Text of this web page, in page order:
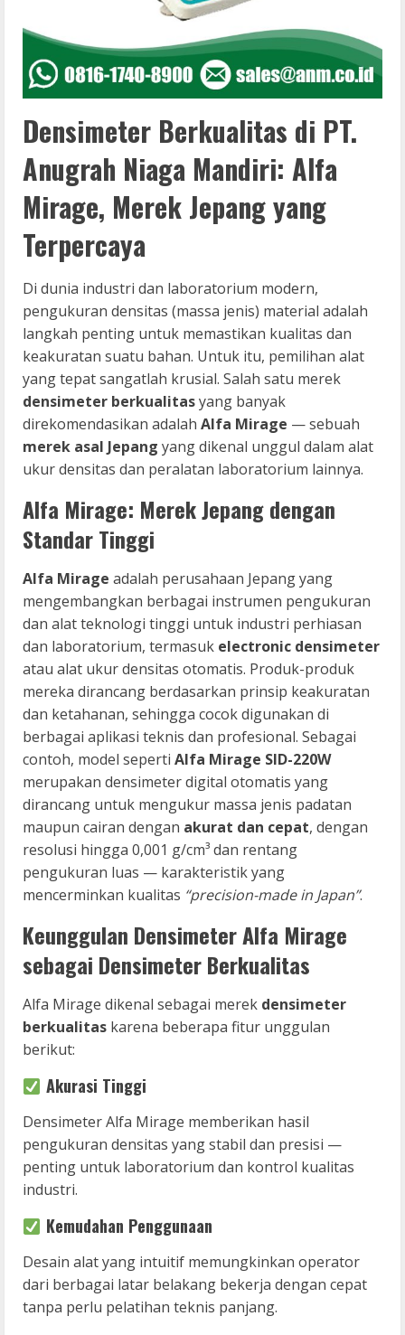
Densimeter Berkualitas di PT.
Anugrah Niaga Mandiri: Alfa
Mirage, Merek Jepang yang
Terpercaya
Di dunia industri dan laboratorium modern,
pengukuran densitas (massa jenis) material adalah
langkah penting untuk memastikan kualitas dan
keakuratan suatu bahan. Untuk itu, pemilihan alat
yang tepat sangatlah krusial. Salah satu merek
densimeter berkualitasyang banyak
direkomendasikan adalah Alfa Mirage — sebuah
merek asal Jepang yang dikenal unggul dalam alat
ukur densitas dan peralatan laboratorium lainnya.
Alfa Mirage: Merek Jepang dengan
Standar Tinggi
Alfa Mirage adalah perusahaan Jepang yang
mengembangkan berbagai instrumen pengukuran
dan alat teknologi tinggi untuk industri perhiasan
dan laboratorium, termasuk electronic densimeter
atau alat ukur densitas otomatis. Produk-produk
mereka dirancang berdasarkan prinsip keakuratan
dan ketahanan, sehingga cocok digunakan di
berbagai aplikasi teknis dan profesional. Sebagai
contoh, model seperti Alfa Mirage SID-220W
merupakan densimeter digital otomatis yang
dirancang untuk mengukur massa jenis padatan
maupun cairan dengan akurat dan cepat, dengan
resolusi hingga 0,001 g/cm³ dan rentang
pengukuran luas — karakteristik yang
mencerminkan kualitas “precision-made in Japan”.
Keunggulan Densimeter Alfa Mirage
sebagai Densimeter Berkualitas
Alfa Mirage dikenal sebagai merek densimeter
berkualitas karena beberapa fitur unggulan
berikut:
Akurasi Tinggi
Densimeter Alfa Mirage memberikan hasil
pengukuran densitas yang stabil dan presisi —
penting untuk laboratorium dan kontrol kualitas
industri.
Kemudahan Penggunaan
Desain alat yang intuitif memungkinkan operator
dari berbagai latar belakang bekerja dengan cepat
tanpa perlu pelatihan teknis panjang.